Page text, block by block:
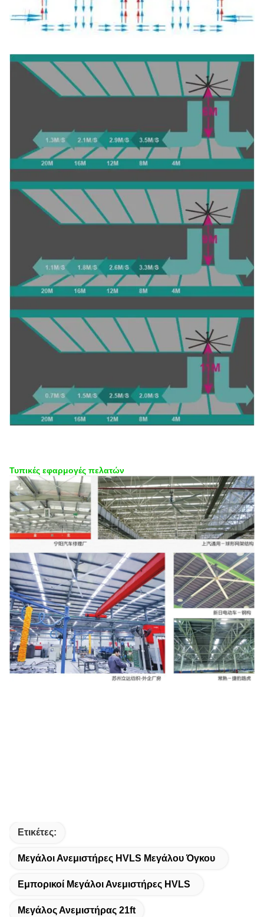
Τυπικές εφαρμογές πελατών
Ετικέτες:
Μεγάλοι Ανεμιστήρες HVLS Μεγάλου Όγκου
Εμπορικοί Μεγάλοι Ανεμιστήρες HVLS
Μεγάλος Ανεμιστήρας 21ft